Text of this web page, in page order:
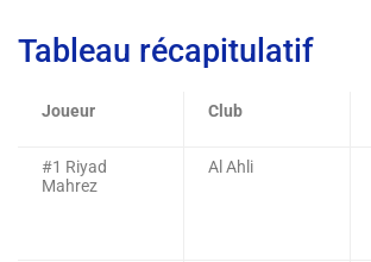
Tableau récapitulatif
Joueur Club
#1 Riyad
Mahrez
Al Ahli